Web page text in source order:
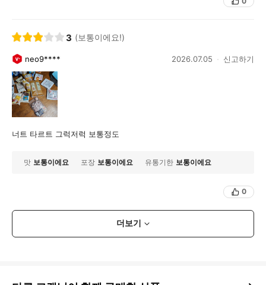
3 (보통이에요!)
neo9**** 2026.07.05 신고하기
너트 타르트 그럭저럭 보통정도
맛 보통이에요 포장 보통이에요 유통기한 보통이에요
0
더보기